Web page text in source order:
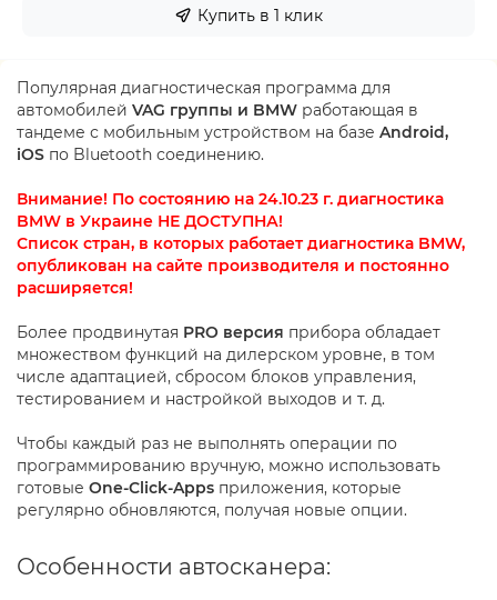
Купить в 1 клик
Популярная диагностическая программа для
автомобилей VAG группы и BMW работающая в
тандеме с мобильным устройством на базе Android,
iOS по Bluetooth соединению.
Внимание! По состоянию на 24.10.23 г. диагностика
BMW в Украине НЕ ДОСТУПНА!
Список стран, в которых работает диагностика BMW,
опубликован на сайте производителя и постоянно
расширяется!
Более продвинутая PRO версия прибора обладает
множеством функций на дилерском уровне, в том
числе адаптацией, сбросом блоков управления,
тестированием и настройкой выходов и т. д.
Чтобы каждый раз не выполнять операции по
программированию вручную, можно использовать
готовые One-Click-Apps приложения, которые
регулярно обновляются, получая новые опции.
Особенности автосканера: